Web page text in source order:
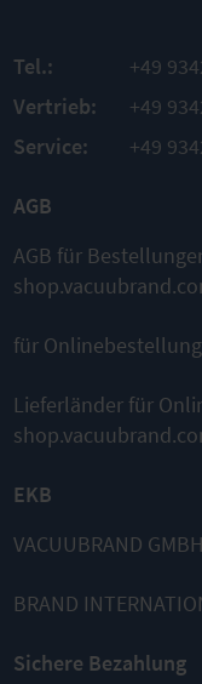
Tel.:
+49
Vertrieb:
+49
Service:
+49
AGB
AGB für
für
Lieferländer für
EKB
VACUUBRAND
BRAND
Sichere Bezahlung